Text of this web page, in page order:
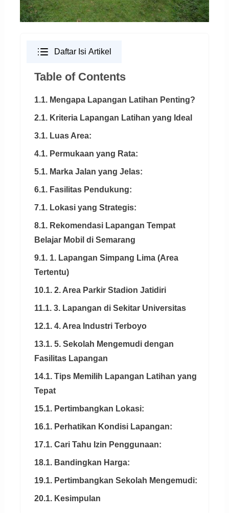
Daftar Isi Artikel
Table of Contents
1.1. Mengapa Lapangan Latihan Penting?
2.1. Kriteria Lapangan Latihan yang Ideal
3.1. Luas Area:
4.1. Permukaan yang Rata:
5.1. Marka Jalan yang Jelas:
6.1. Fasilitas Pendukung:
7.1. Lokasi yang Strategis:
8.1. Rekomendasi Lapangan Tempat
Belajar Mobil di Semarang
9.1. 1. Lapangan Simpang Lima (Area
Tertentu)
10.1. 2. Area Parkir Stadion Jatidiri
11.1. 3. Lapangan di Sekitar Universitas
12.1. 4. Area Industri Terboyo
13.1. 5. Sekolah Mengemudi dengan
Fasilitas Lapangan
14.1. Tips Memilih Lapangan Latihan yang
Tepat
15.1. Pertimbangkan Lokasi:
16.1. Perhatikan Kondisi Lapangan:
17.1. Cari Tahu Izin Penggunaan:
18.1. Bandingkan Harga:
19.1. Pertimbangkan Sekolah Mengemudi:
20.1. Kesimpulan